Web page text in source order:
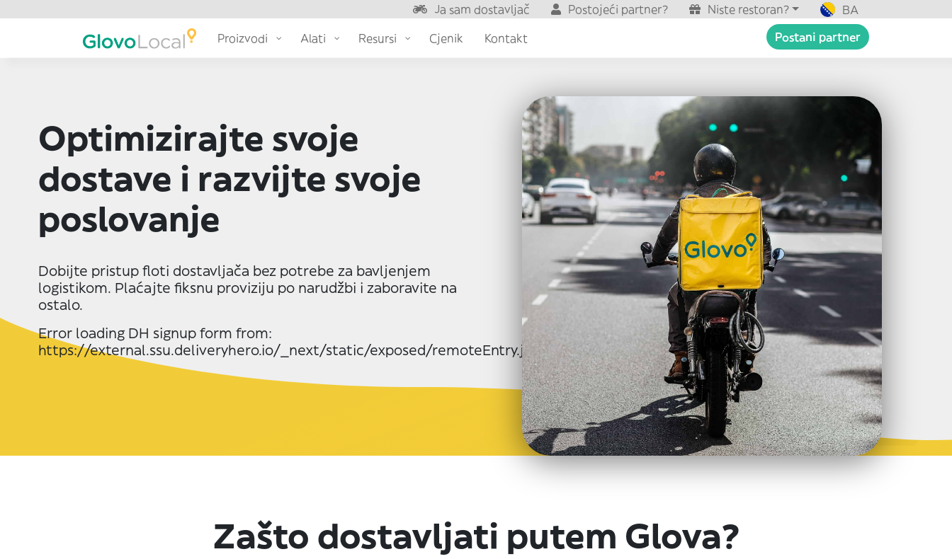
Ja sam dostavljač Postojeći partner? Niste restoran?
BA
Proizvodi
Alati Resursi Cjenik Kontakt Postani partner
Optimizirajte svoje
dostave i razvijte svoje
poslovanje
Dobijte pristup floti dostavljača bez potrebe za bavljenjem
logistikom. Plaćajte fiksnu proviziju po narudžbi i zaboravite na
ostalo.
Error loading DH signup form from:
https://external.ssu.deliveryhero.io/_next/static/exposed/remoteEntry.js
Zašto dostavljati putem Glova?